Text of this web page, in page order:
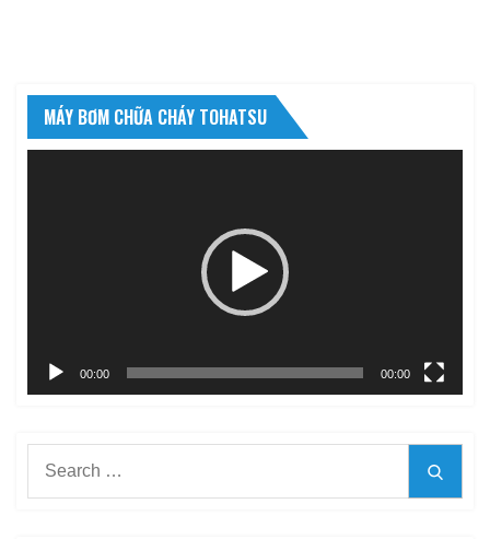
MÁY BƠM CHỮA CHÁY TOHATSU
00:00 00:00